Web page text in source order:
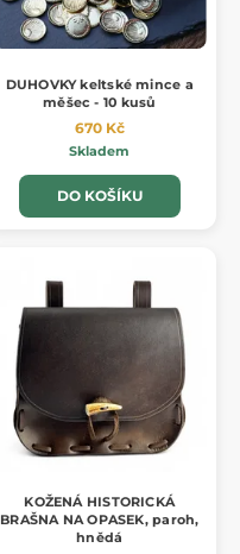
DUHOVKY keltské mince a
měšec - 10 kusů
670 Kč
Skladem
DO KOŠÍKU
KOŽENÁ HISTORICKÁ
BRAŠNA NA OPASEK, paroh,
hnědá